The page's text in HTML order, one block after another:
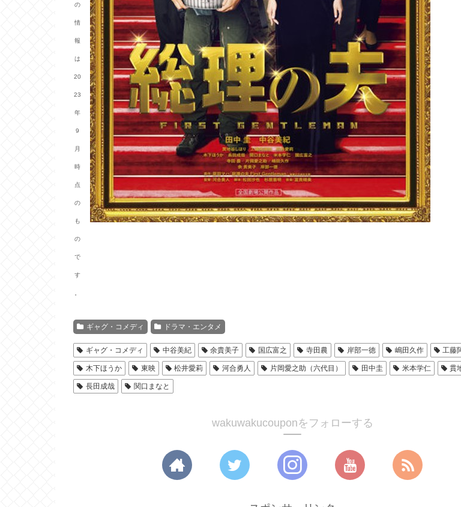
の
情
報
は
20
23
年
9
月
時
点
の
も
の
で
す
ギャグ・コメディ ドラマ・エンタメ
ギャグ・コメディ 中谷美紀 余貴美子 国広富之 寺田農 岸部一徳 嶋田久作 工藤
木下ほうか 東映 松井愛莉 河合勇人 片岡愛之助（六代目） 田中圭 米本学仁 貫
長田成哉 関口まなと
wakuwakucouponをフォローする